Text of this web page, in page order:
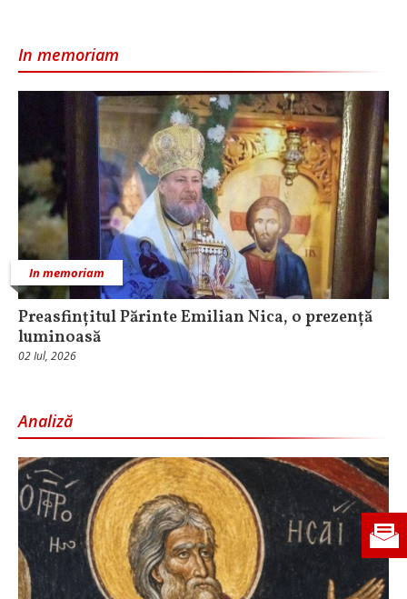
In memoriam
In memoriam
Preasfințitul Părinte Emilian Nica, o prezență
luminoasă
02 Iul, 2026
Analiză